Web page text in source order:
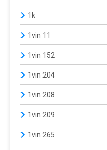
1k
1vin 11
1vin 152
1vin 204
1vin 208
1vin 209
1vin 265